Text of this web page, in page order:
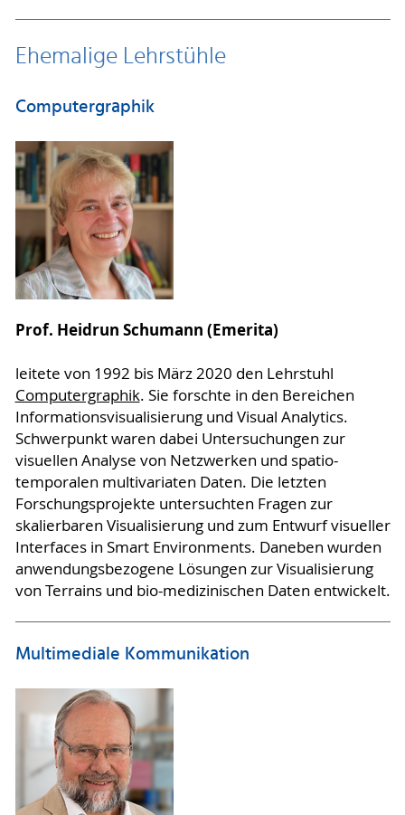
Ehemalige Lehrstühle
Computergraphik
Prof. Heidrun Schumann (Emerita)
leitete von 1992 bis März 2020 den Lehrstuhl
Computergraphik. Sie forschte in den Bereichen
Informationsvisualisierung und Visual Analytics.
Schwerpunkt waren dabei Untersuchungen zur
visuellen Analyse von Netzwerken und spatio-
temporalen multivariaten Daten. Die letzten
Forschungsprojekte untersuchten Fragen zur
skalierbaren Visualisierung und zum Entwurf visueller
Interfaces in Smart Environments. Daneben wurden
anwendungsbezogene Lösungen zur Visualisierung
von Terrains und bio-medizinischen Daten entwickelt.
Multimediale Kommunikation